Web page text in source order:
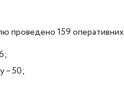
проведено 159 оперативних
– 50;